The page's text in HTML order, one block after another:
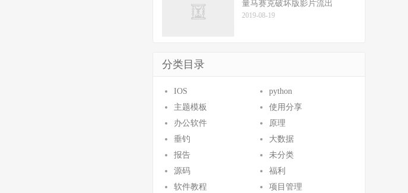
量马赛克破坏版影片流出
2019-08-19
分类目录
IOS
python
主题模板
使用分享
办公软件
原理
垂钓
大数据
报告
未分类
源码
福利
软件教程
项目管理